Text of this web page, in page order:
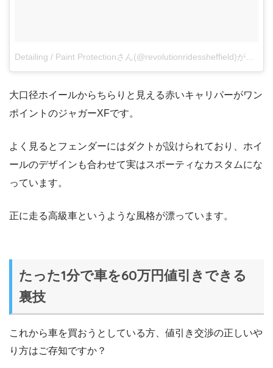
大口径ホイールからちらりと見える赤いキャリパーがワン
ポイントのジャガーXFです。
よく見るとフェンダーにはダクトが設けられており、ホイ
ールのデザインも合わせて実はスポーティなカスタムにな
っています。
正に走る高級車というような風格が漂っています。
たった1分で車を60万円値引きできる
裏技
これから車を買おうとしている方、値引き交渉の正しいや
り方はご存知ですか？